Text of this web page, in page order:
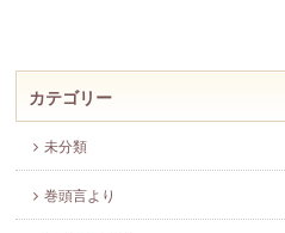
カテゴリー
未分類
巻頭言より